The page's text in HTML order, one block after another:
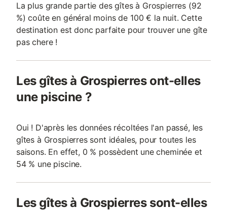
La plus grande partie des gîtes à Grospierres (92
%) coûte en général moins de 100 € la nuit. Cette
destination est donc parfaite pour trouver une gîte
pas chere !
Les gîtes à Grospierres ont-elles
une piscine ?
Oui ! D'après les données récoltées l'an passé, les
gîtes à Grospierres sont idéales, pour toutes les
saisons. En effet, 0 % possèdent une cheminée et
54 % une piscine.
Les gîtes à Grospierres sont-elles